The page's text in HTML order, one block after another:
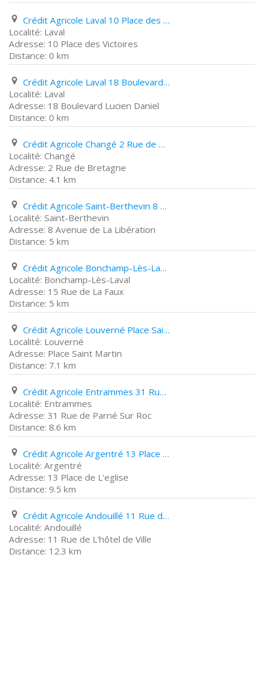
Crédit Agricole Laval 10 Place des Victoires
Laval
10 Place des Victoires
0 km
Crédit Agricole Laval 18 Boulevard Lucien Daniel
Laval
18 Boulevard Lucien Daniel
0 km
Crédit Agricole Changé 2 Rue de Bretagne
Changé
2 Rue de Bretagne
4.1 km
Crédit Agricole Saint-Berthevin 8 Avenue de La Libération
Saint-Berthevin
8 Avenue de La Libération
5 km
Crédit Agricole Bonchamp-Lès-Laval 15 Rue de La Faux
Bonchamp-Lès-Laval
15 Rue de La Faux
5 km
Crédit Agricole Louverné Place Saint Martin
Louverné
Place Saint Martin
7.1 km
Crédit Agricole Entrammes 31 Rue de Parné Sur Roc
Entrammes
31 Rue de Parné Sur Roc
8.6 km
Crédit Agricole Argentré 13 Place de L'eglise
Argentré
13 Place de L'eglise
9.5 km
Crédit Agricole Andouillé 11 Rue de L'hôtel de Ville
Andouillé
11 Rue de L'hôtel de Ville
12.3 km